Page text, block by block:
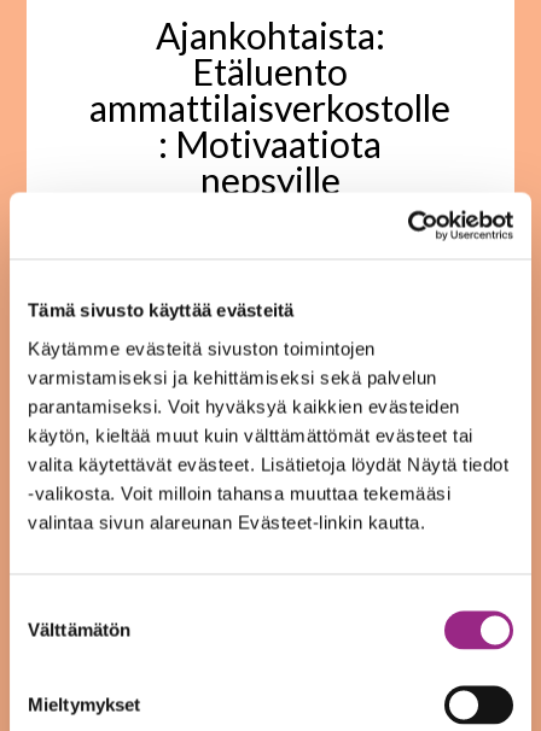
Tämä sivusto käyttää evästeitä
Käytämme evästeitä sivuston toimintojen
varmistamiseksi ja kehittämiseksi sekä palvelun
parantamiseksi. Voit hyväksyä kaikkien evästeiden
käytön, kieltää muut kuin välttämättömät evästeet tai
valita käytettävät evästeet. Lisätietoja löydät Näytä tiedot
-valikosta. Voit milloin tahansa muuttaa tekemääsi
valintaa sivun alareunan Evästeet-linkin kautta.
valinta
Välttämätön
Mieltymykset
Ajankohtaista:
Etäluento
ammattilaisverkostolle
: Motivaatiota
nepsyille
Piilevät kyvyt -hanke järjestää to 15.5. klo 14-
15.30 maksuttoman etäluennon
ammattilaisverkostolle, jotka työskentelevät
neurokirjon henkilöiden kanssa esimerkiksi
työllistämisen, kuntoutuksen tai
Merijärven, Nivalan, Sievin ja Ylivieskan alueella.